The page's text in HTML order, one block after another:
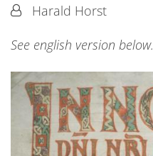
Von:Harald Horst
See english version below.